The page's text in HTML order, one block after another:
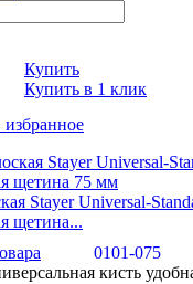
Купить
Купить в 1 клик
избранное
Stayer Universal-
щетина...
0101-075
кисть